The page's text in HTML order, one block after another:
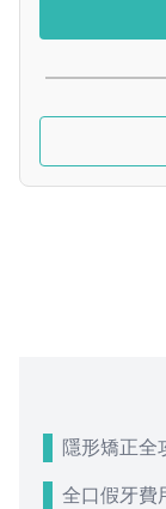
隱形矯正全
全口假牙費